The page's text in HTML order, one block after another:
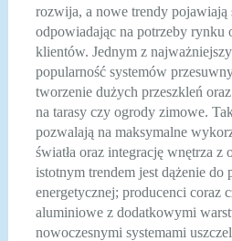
rozwija, a nowe trendy pojawiają
odpowiadając na potrzeby rynku
klientów. Jednym z
popularność systemów
tworzenie dużych przeszkleń
na tarasy czy ogrody zimowe.
pozwalają na maksymalne
światła oraz integrację wnętrza
istotnym trendem jest dążenie
energetycznej; producenci coraz
aluminiowe z dodatkowymi
nowoczesnymi systemami